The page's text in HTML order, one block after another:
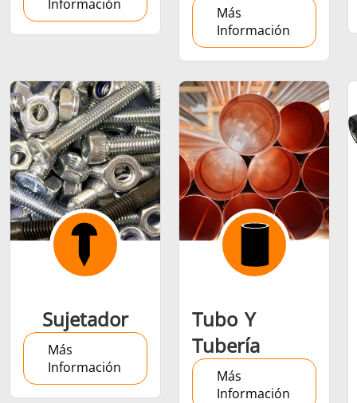
Información
Más
Información
Sujetador
Más
Información
Tubo Y
Tubería
Más
Información